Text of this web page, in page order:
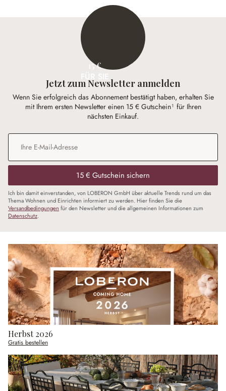
15 €
Jetzt zum Newsletter anmelden
Wenn Sie erfolgreich das Abonnement bestätigt haben, erhalten Sie
mit Ihrem ersten Newsletter einen 15 € Gutschein¹ für Ihren
nächsten Einkauf.
E-Mail-Adresse
15 € Gutschein sichern
Ich bin damit einverstanden, von LOBERON GmbH über aktuelle Trends rund um das
Thema Wohnen und Einrichten informiert zu werden. Hier finden Sie die
Versandbedingungen für den Newsletter und die allgemeinen Informationen zum
Datenschutz.
Herbst 2026
Gratis bestellen